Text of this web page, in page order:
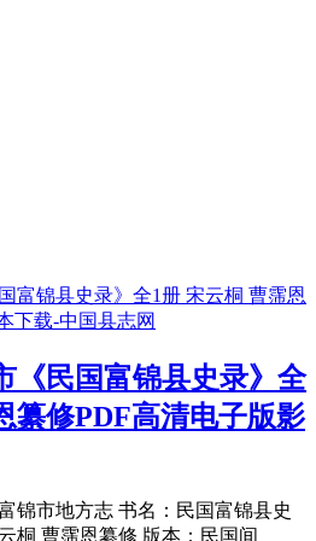
《民国富锦县史录》全
纂修PDF高清电子版影
锦市地方志 书名：民国富锦县史
桐 曹霈恩纂修 版本：民国间